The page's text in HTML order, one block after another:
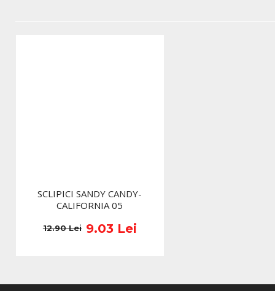
SCLIPICI SANDY CANDY-
CALIFORNIA 05
9.03 Lei
12.90 Lei